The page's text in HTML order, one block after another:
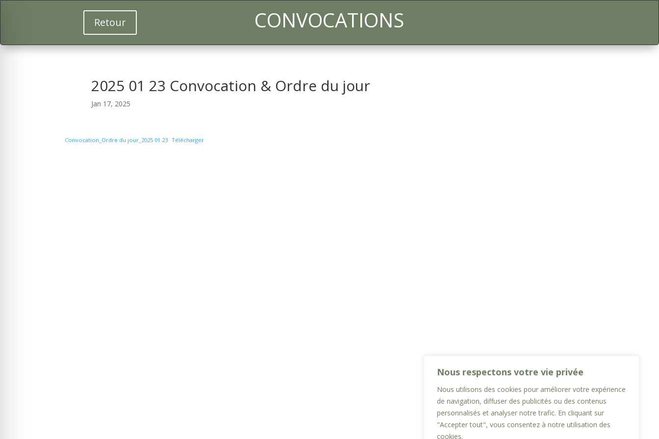
Nous respectons votre vie privée
Nous utilisons des cookies pour améliorer votre expérience
de navigation, diffuser des publicités ou des contenus
personnalisés et analyser notre trafic. En cliquant sur
"Accepter tout", vous consentez à notre utilisation des
cookies.
Retour CONVOCATIONS
2025 01 23 Convocation & Ordre du jour
Jan 17, 2025
Convocation_Ordre du jour_2025 01 23 Télécharger